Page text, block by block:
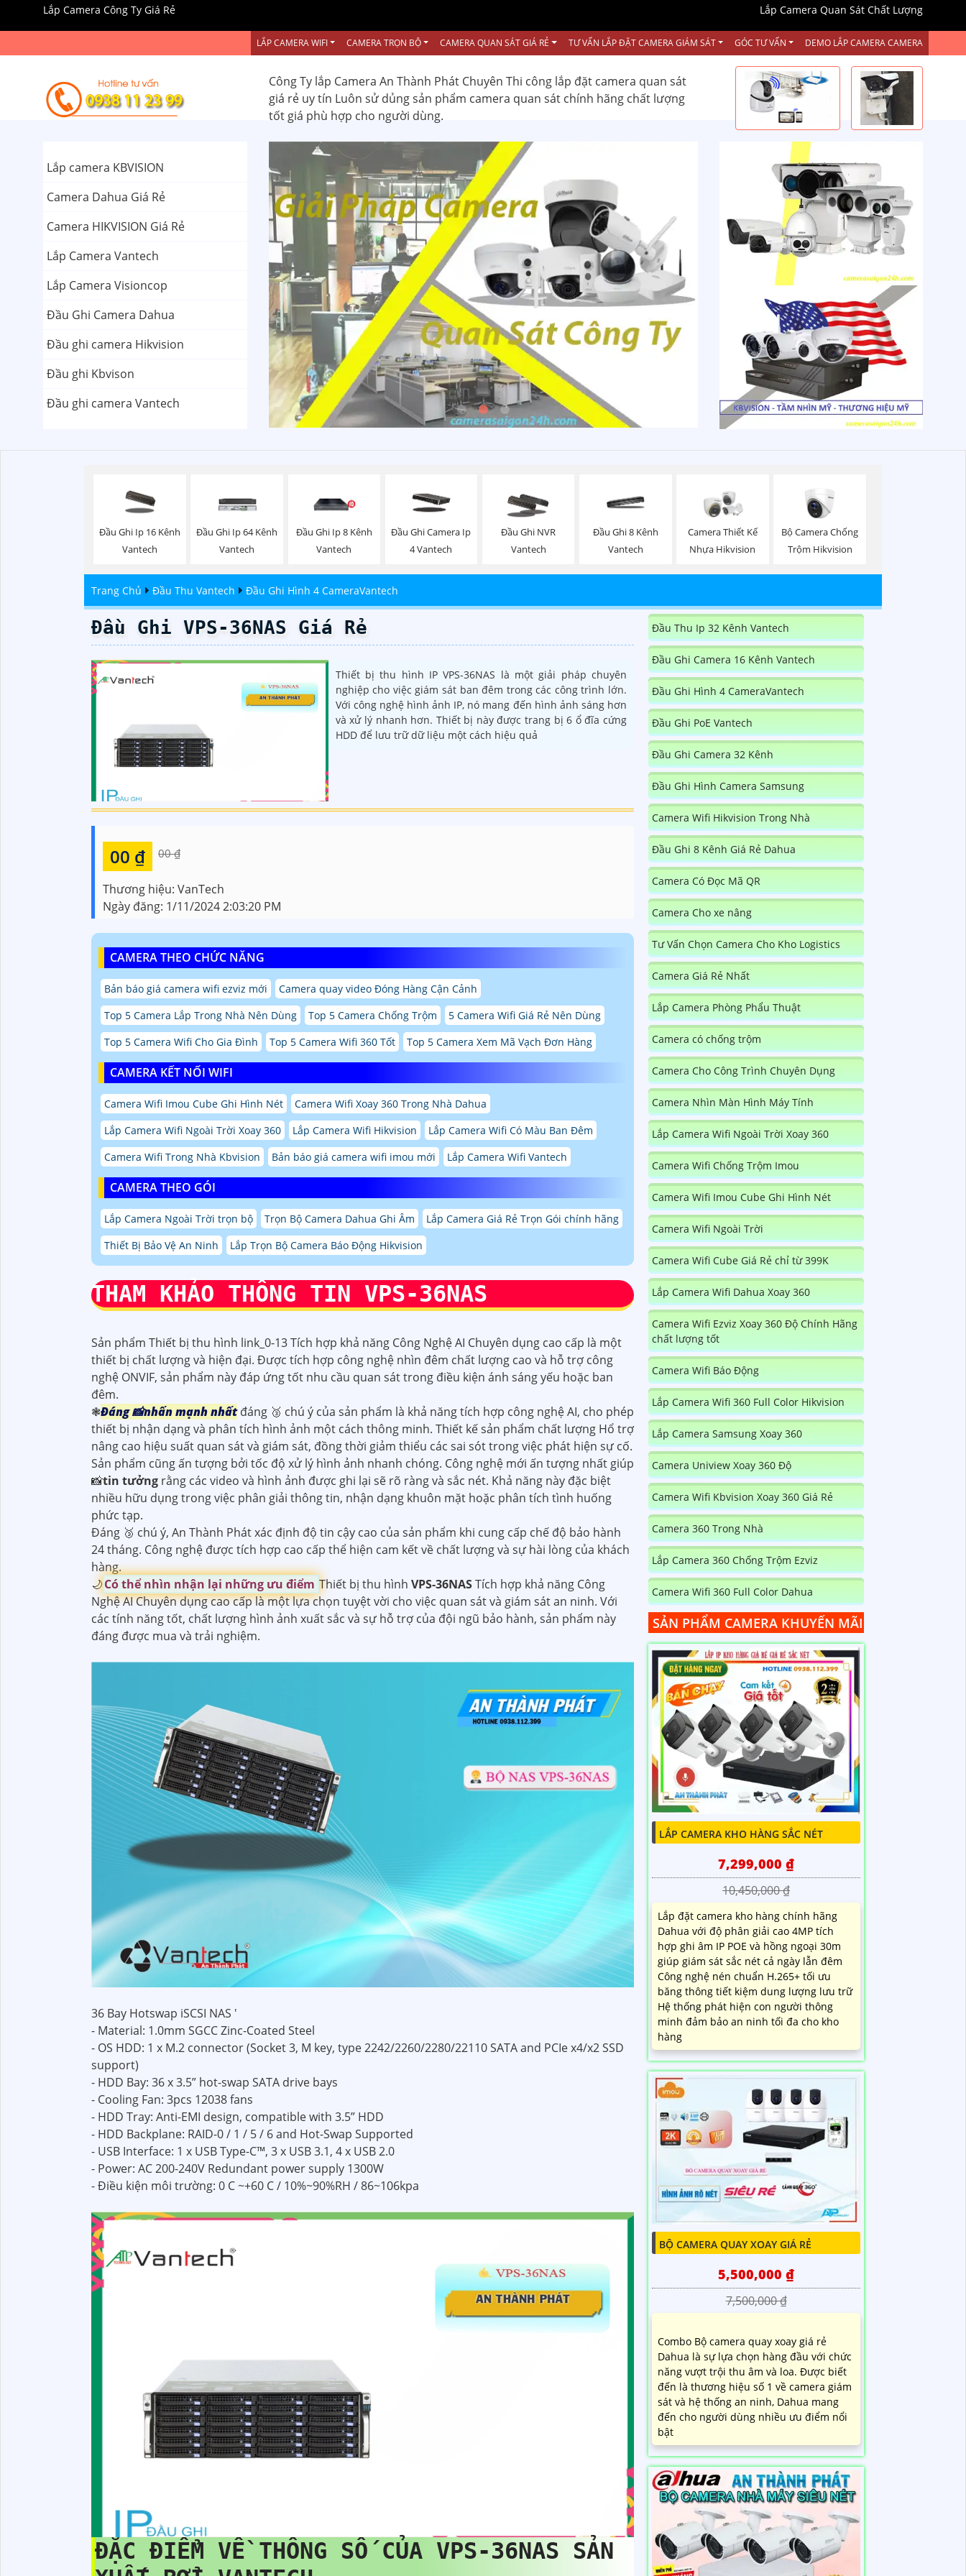
Lắp Camera Công Ty Giá Rẻ Lắp Camera Quan Sát Chất Lượng
LẮP CAMERA WIFI CAMERA TRỌN BỘ CAMERA QUAN SÁT GIÁ RẺ TƯ VẤN LẮP ĐẶT CAMERA GIÁM SÁT GÓC TƯ VẤN DEMO LẮP CAMERA CAMERA
Công Ty lắp Camera An Thành Phát Chuyên Thi công lắp đặt camera quan sát
giá rẻ uy tín Luôn sử dủng sản phẩm camera quan sát chính hãng chất lượng
tốt giá phù hợp cho người dùng.
Lắp camera KBVISION
Camera Dahua Giá Rẻ
Camera HIKVISION Giá Rẻ
Lắp Camera Vantech
Lắp Camera Visioncop
Đầu Ghi Camera Dahua
Đầu ghi camera Hikvision
Đầu ghi Kbvison
Đầu ghi camera Vantech
Đầu Ghi Ip 16 Kênh
Vantech
Đầu Ghi Ip 64 Kênh
Vantech
Đầu Ghi Ip 8 Kênh
Vantech
Đầu Ghi Camera Ip
4 Vantech
Đầu Ghi NVR
Vantech
Đầu Ghi 8 Kênh
Vantech
Camera Thiết Kế
Nhựa Hikvision
Bộ Camera Chống
Trộm Hikvision
Trang Chủ Đầu Thu Vantech Đầu Ghi Hình 4 CameraVantech
Đầu Ghi VPS-36NAS Giá Rẻ
Thiết bị thu hình IP VPS-36NAS là một giải pháp chuyên
nghiệp cho việc giám sát ban đêm trong các công trình lớn.
Với công nghệ hình ảnh IP, nó mang đến hình ảnh sáng hơn
và xử lý nhanh hơn. Thiết bị này được trang bị 6 ổ đĩa cứng
HDD để lưu trữ dữ liệu một cách hiệu quả
00 ₫ 00 ₫
Thương hiệu: VanTech
Ngày đăng: 1/11/2024 2:03:20 PM
CAMERA THEO CHỨC NĂNG
Bản báo giá camera wifi ezviz mới
Camera quay video Đóng Hàng Cận Cảnh
Top 5 Camera Lắp Trong Nhà Nên Dùng
Top 5 Camera Chống Trộm
5 Camera Wifi Giá Rẻ Nên Dùng
Top 5 Camera Wifi Cho Gia Đình
Top 5 Camera Wifi 360 Tốt Top 5 Camera Xem Mã Vạch Đơn Hàng
CAMERA KẾT NỐI WIFI
Camera Wifi Imou Cube Ghi Hình Nét
Camera Wifi Xoay 360 Trong Nhà Dahua
Lắp Camera Wifi Ngoài Trời Xoay 360
Lắp Camera Wifi Hikvision
Lắp Camera Wifi Có Màu Ban Đêm
Camera Wifi Trong Nhà Kbvision
Bản báo giá camera wifi imou mới Lắp Camera Wifi Vantech
CAMERA THEO GÓI
Lắp Camera Ngoài Trời trọn bộ Trọn Bộ Camera Dahua Ghi Âm
Lắp Camera Giá Rẻ Trọn Gói chính hãng
Thiết Bị Bảo Vệ An Ninh
Lắp Trọn Bộ Camera Báo Động Hikvision
THAM KHẢO THÔNG TIN VPS-36NAS
Sản phẩm Thiết bị thu hình link_0-13 Tích hợp khả năng Công Nghệ AI Chuyên dụng cao cấp là một
thiết bị chất lượng và hiện đại. Được tích hợp công nghệ nhìn đêm chất lượng cao và hỗ trợ công
nghệ ONVIF, sản phẩm này đáp ứng tốt nhu cầu quan sát trong điều kiện ánh sáng yếu hoặc ban
đêm.
❃Đáng 📸nhấn mạnhnhấtđáng 🥉 chú ý của sản phẩm là khả năng tích hợp công nghệ AI, cho phép
thiết bị nhận dạng và phân tích hình ảnh một cách thông minh. Thiết kế sản phẩm chất lượng Hổ trợ
nâng cao hiệu suất quan sát và giám sát, đồng thời giảm thiểu các sai sót trong việc phát hiện sự cố.
Sản phẩm cũng ấn tượng bởi tốc độ xử lý hình ảnh nhanh chóng. Công nghệ mới ấn tượng nhất giúp
📸tin tưởng rằng các video và hình ảnh được ghi lại sẽ rõ ràng và sắc nét. Khả năng này đặc biệt
nhiều hữu dụng trong việc phân giải thông tin, nhận dạng khuôn mặt hoặc phân tích tình huống
phức tạp.
Đáng 🥉 chú ý, An Thành Phát xác định độ tin cậy cao của sản phẩm khi cung cấp chế độ bảo hành
24 tháng. Công nghệ được tích hợp cao cấp thể hiện cam kết về chất lượng và sự hài lòng của khách
hàng.
🌙Có thể nhìn nhận lại những ưu điểm Thiết bị thu hình VPS-36NASTích hợp khả năng Công
Nghệ AI Chuyên dụng cao cấp là một lựa chọn tuyệt vời cho việc quan sát và giám sát an ninh. Với
các tính năng tốt, chất lượng hình ảnh xuất sắc và sự hỗ trợ của đội ngũ bảo hành, sản phẩm này
đáng được mua và trải nghiệm.
36 Bay Hotswap iSCSI NAS '
- Material: 1.0mm SGCC Zinc-Coated Steel
- OS HDD: 1 x M.2 connector (Socket 3, M key, type 2242/2260/2280/22110 SATA and PCIe x4/x2 SSD
support)
- HDD Bay: 36 x 3.5” hot-swap SATA drive bays
- Cooling Fan: 3pcs 12038 fans
- HDD Tray: Anti-EMI design, compatible with 3.5” HDD
- HDD Backplane: RAID-0 / 1 / 5 / 6 and Hot-Swap Supported
- USB Interface: 1 x USB Type-C™, 3 x USB 3.1, 4 x USB 2.0
- Power: AC 200-240V Redundant power supply 1300W
- Điều kiện môi trường: 0 C ~+60 C / 10%~90%RH / 86~106kpa
ĐẶC ĐIỂM VỀ THÔNG SỐ CỦA VPS-36NAS SẢN
Đầu Thu Ip 32 Kênh Vantech
Đầu Ghi Camera 16 Kênh Vantech
Đầu Ghi Hình 4 CameraVantech
Đầu Ghi PoE Vantech
Đầu Ghi Camera 32 Kênh
Đầu Ghi Hình Camera Samsung
Camera Wifi Hikvision Trong Nhà
Đầu Ghi 8 Kênh Giá Rẻ Dahua
Camera Có Đọc Mã QR
Camera Cho xe nâng
Tư Vấn Chọn Camera Cho Kho Logistics
Camera Giá Rẻ Nhất
Lắp Camera Phòng Phẩu Thuật
Camera có chống trộm
Camera Cho Công Trình Chuyên Dụng
Camera Nhìn Màn Hình Máy Tính
Lắp Camera Wifi Ngoài Trời Xoay 360
Camera Wifi Chống Trộm Imou
Camera Wifi Imou Cube Ghi Hình Nét
Camera Wifi Ngoài Trời
Camera Wifi Cube Giá Rẻ chỉ từ 399K
Lắp Camera Wifi Dahua Xoay 360
Camera Wifi Ezviz Xoay 360 Độ Chính Hãng
chất lượng tốt
Camera Wifi Báo Động
Lắp Camera Wifi 360 Full Color Hikvision
Lắp Camera Samsung Xoay 360
Camera Uniview Xoay 360 Độ
Camera Wifi Kbvision Xoay 360 Giá Rẻ
Camera 360 Trong Nhà
Lắp Camera 360 Chống Trộm Ezviz
Camera Wifi 360 Full Color Dahua
SẢN PHẨM CAMERA KHUYẾN MÃI
LẮP CAMERA KHO HÀNG SẮC NÉT
7,299,000 ₫
10,450,000 ₫
Lắp đặt camera kho hàng chính hãng
Dahua với độ phân giải cao 4MP tích
hợp ghi âm IP POE và hồng ngoại 30m
giúp giám sát sắc nét cả ngày lẫn đêm
Công nghệ nén chuẩn H.265+ tối ưu
băng thông tiết kiệm dung lượng lưu trữ
Hệ thống phát hiện con người thông
minh đảm bảo an ninh tối đa cho kho
hàng
BỘ CAMERA QUAY XOAY GIÁ RẺ
5,500,000 ₫
7,500,000 ₫
Combo Bộ camera quay xoay giá rẻ
Dahua là sự lựa chọn hàng đầu với chức
năng vượt trội thu âm và loa. Được biết
đến là thương hiệu số 1 về camera giám
sát và hệ thống an ninh, Dahua mang
đến cho người dùng nhiều ưu điểm nổi
bật